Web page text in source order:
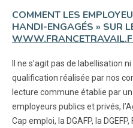
COMMENT LES
HANDI-ENGAGÉS » SUR
Il ne s’agit pas de labellisation
qualification réalisée par nos
lecture commune établie par
employeurs publics et privés,
Cap emploi, la DGAFP, la